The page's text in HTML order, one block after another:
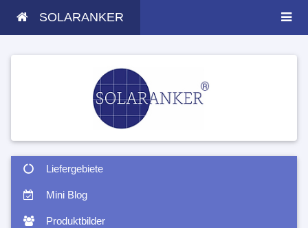
SOLARANKER
Liefergebiete
Mini Blog
Produktbilder